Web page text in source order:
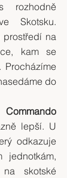
rozhodně
Skotsku.
prostředí na
kam se
Procházíme
do
Commando
lepší. U
odkazuje
jednotkám,
skotské